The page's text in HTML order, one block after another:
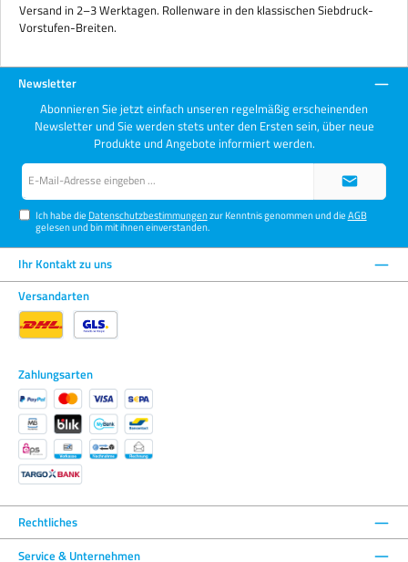
Versand in 2–3 Werktagen. Rollenware in den klassischen Siebdruck-
Vorstufen-Breiten.
Newsletter
Abonnieren Sie jetzt einfach unseren regelmäßig erscheinenden
Newsletter und Sie werden stets unter den Ersten sein, über neue
Produkte und Angebote informiert werden.
Ich habe die Datenschutzbestimmungenzur Kenntnis genommen und dieAGB
gelesen und bin mit ihnen einverstanden.
Ihr Kontakt zu uns
Versandarten
Zahlungsarten
Rechtliches
Service & Unternehmen